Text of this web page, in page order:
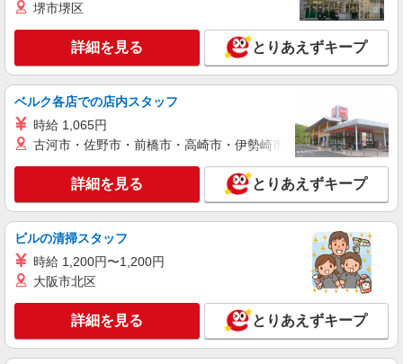
兵庫県加古川市加古川町北在家１４０－１
キープ 詳細を見る
アルバイト パート
ピザハット 東加古川店
ピザの宅配／デリバリー・配達
時給1,160円以上 平日 時給1,160円以上 高校
生 時給1,160円以上
兵庫県加古川市平岡町新在家2ー267ー6 スカ
イシャトー1F
キープ 詳細を見る
アルバイト パート
すき家 加古川東神吉店
すき家の店舗スタッフ（接客・調理・清掃な
ど）
堺市堺区
詳細を見る とりあえずキープ
ベルク各店での店内スタッフ
時給 1,065円
古河市・佐野市・前橋市・高崎市・伊勢崎市・太田市・館林市
詳細を見る とりあえずキープ
ビルの清掃スタッフ
時給 1,200円〜1,200円
大阪市北区
詳細を見る とりあえずキープ